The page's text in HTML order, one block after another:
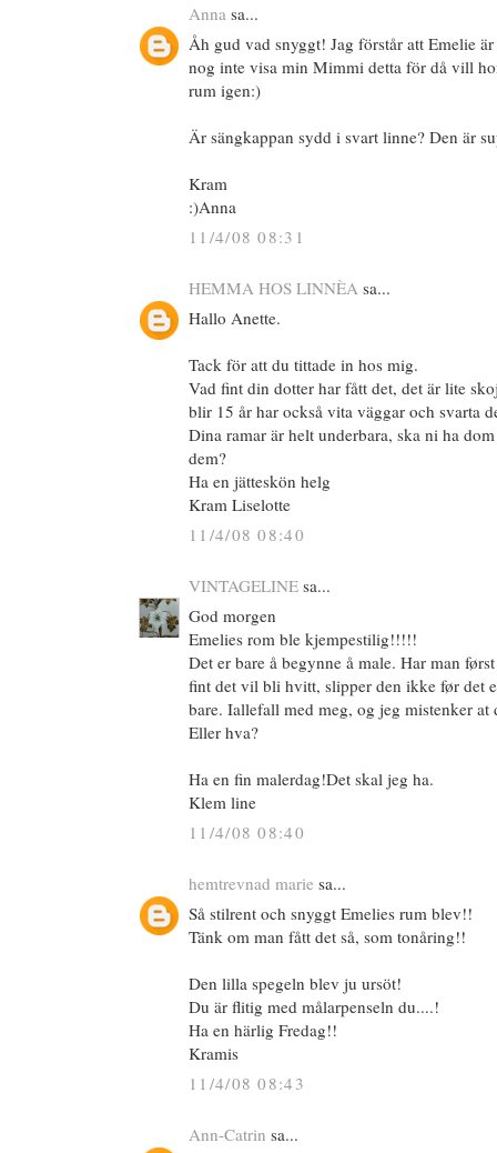
Anna sa...
Åh gud vad snyggt! Jag förstår att Emelie
nog inte visa min Mimmi detta för då vill
rum igen:)
Är sängkappan sydd i svart linne? Den är
Kram
:)Anna
11/4/08 08:31
HEMMA HOS LINNÈA sa...
Hallo Anette.
Tack för att du tittade in hos mig.
Vad fint din dotter har fått det, det är lite
blir 15 år har också vita väggar och svarta
Dina ramar är helt underbara, ska ni ha
dem?
Ha en jätteskön helg
Kram Liselotte
11/4/08 08:40
VINTAGELINE sa...
God morgen
Emelies rom ble kjempestilig!!!!!
Det er bare å begynne å male. Har man
fint det vil bli hvitt, slipper den ikke før det
bare. Iallefall med meg, og jeg mistenker at
Eller hva?
Ha en fin malerdag!Det skal jeg ha.
Klem line
11/4/08 08:40
hemtrevnad marie sa...
Så stilrent och snyggt Emelies rum blev!!
Tänk om man fått det så, som tonåring!!
Den lilla spegeln blev ju ursöt!
Du är flitig med målarpenseln du....!
Ha en härlig Fredag!!
Kramis
11/4/08 08:43
Ann-Catrin sa...